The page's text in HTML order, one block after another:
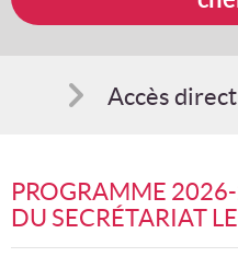
Accès direct
Suggestions
PROGRAMME
DU SECRÉTARIAT